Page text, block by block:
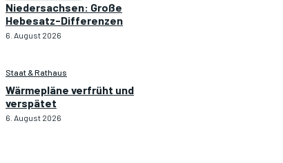
Niedersachsen: Große
Hebesatz-Differenzen
6. August 2026
Staat & Rathaus
Wärmepläne verfrüht und
verspätet
6. August 2026